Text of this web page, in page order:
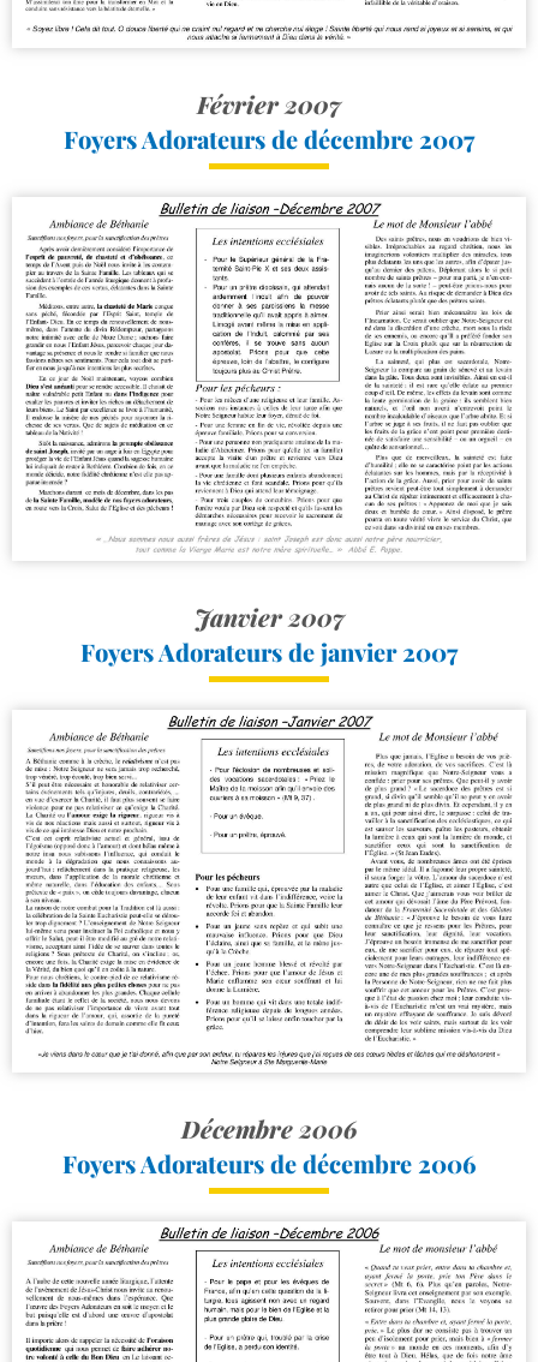
Février 2007
Foyers Adorateurs de décembre 2007
Janvier 2007
Foyers Adorateurs de janvier 2007
Décembre 2006
Foyers Adorateurs de décembre 2006